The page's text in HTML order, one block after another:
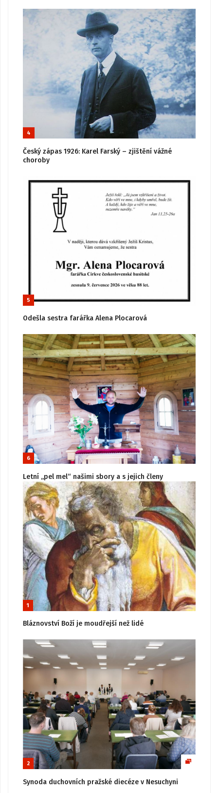
4
Český zápas 1926: Karel Farský – zjištění vážné
choroby
5
Odešla sestra farářka Alena Plocarová
6
Letní „pel mel“ našimi sbory a s jejich členy
1
Bláznovství Boží je moudřejší než lidé
2
Synoda duchovních pražské diecéze v Nesuchyni